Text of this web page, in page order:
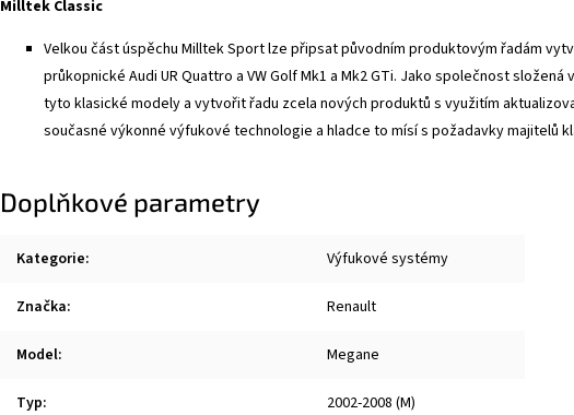
Milltek Classic
Velkou část úspěchu Milltek Sport lze připsat původním produktovým řadám
průkopnické Audi UR Quattro a VW Golf Mk1 a Mk2 GTi. Jako společnost
tyto klasické modely a vytvořit řadu zcela nových produktů s využitím
současné výkonné výfukové technologie a hladce to mísí s požadavky majitelů
Doplňkové parametry
Kategorie: Výfukové systémy
Značka: Renault
Model: Megane
Typ: 2002-2008 (M)